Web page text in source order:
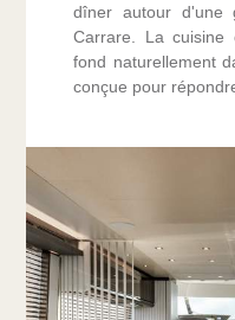
dîner autour d'une
Carrare. La cuisine
fond naturellement
conçue pour